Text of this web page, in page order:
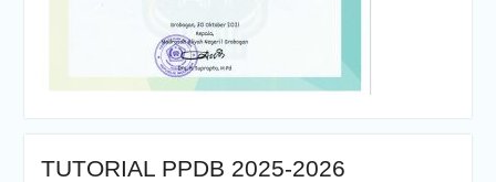
TUTORIAL PPDB 2025-2026